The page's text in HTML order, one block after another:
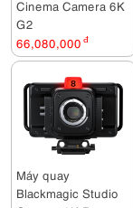
Cinema Camera 6K
G2
66,080,000 đ
Máy quay
Blackmagic Studio